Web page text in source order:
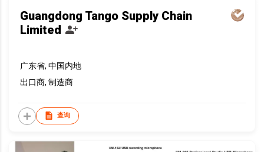
Guangdong Tango Supply Chain
Limited
广东省, 中国内地
出口商, 制造商
查询